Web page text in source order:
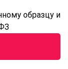
образцу и